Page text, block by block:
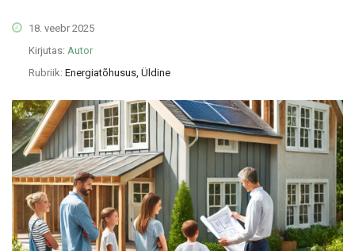
18. veebr 2025
Kirjutas: Autor
Rubriik: Energiatõhusus, Üldine